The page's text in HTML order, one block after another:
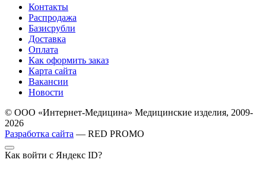
Контакты
Распродажа
Базисрубли
Доставка
Оплата
Как оформить заказ
Карта сайта
Вакансии
Новости
© ООО «Интернет-Медицина» Медицинские изделия, 2009-
2026
Разработка сайта — RED PROMO
Как войти с Яндекс ID?